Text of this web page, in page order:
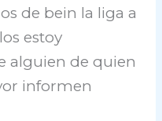
de bein la liga a
estoy
alguien de quien
informen